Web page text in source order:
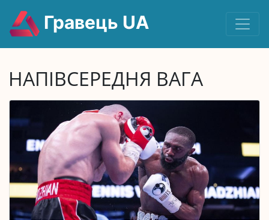
Гравець UA
НАПІВСЕРЕДНЯ ВАГА